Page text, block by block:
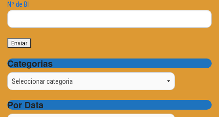
Nº de BI
Categorias
Categorias
Por Data